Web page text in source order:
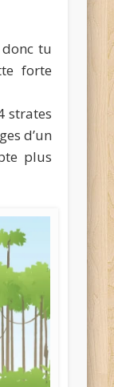
tu
forte
strates
d’un
plus